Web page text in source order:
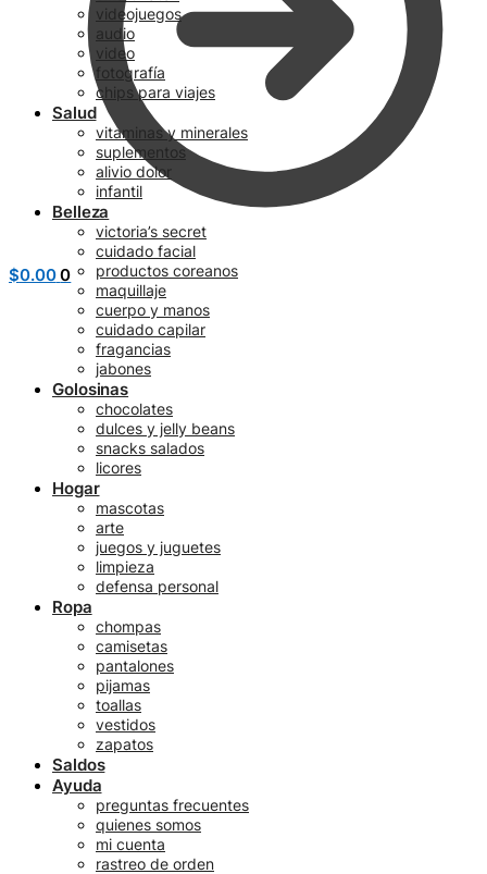
$0.00 0
videojuegos
audio
video
fotografía
chips para viajes
Salud
vitaminas y minerales
suplementos
alivio dolor
infantil
Belleza
victoria’s secret
cuidado facial
productos coreanos
maquillaje
cuerpo y manos
cuidado capilar
fragancias
jabones
Golosinas
chocolates
dulces y jelly beans
snacks salados
licores
Hogar
mascotas
arte
juegos y juguetes
limpieza
defensa personal
Ropa
chompas
camisetas
pantalones
pijamas
toallas
vestidos
zapatos
Saldos
Ayuda
preguntas frecuentes
quienes somos
mi cuenta
rastreo de orden